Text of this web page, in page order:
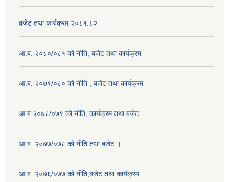
बजेट तथा कार्यक्रम २०८१.८२
आ.ब. २०८०/०८१ को नीति, बजेट तथा कार्यक्रम
आ.ब. २०७९/०८० को नीति , बजेट तथा कार्यक्रम
आ ब २०७८/०७९ को नीति, कार्यक्रम तथा बजेट
आ.ब. २०७७/०७८ को नीति तथा बजेट ।
आ.ब. २०७६/०७७ को नीति,बजेट तथा कार्यक्रम